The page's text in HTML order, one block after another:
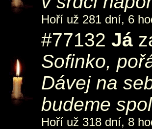
Hoří už 281 dní, 6
#77132 Já
Sofinko,
Dávej na
budeme
Hoří už 318 dní, 8